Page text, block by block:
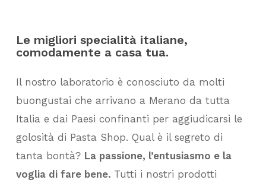
Le migliori specialità italiane,
comodamente a casa tua.
Il nostro laboratorio è conosciuto da molti
buongustai che arrivano a Merano da tutta
Italia e dai Paesi confinanti per aggiudicarsi le
golosità di Pasta Shop. Qual è il segreto di
tanta bontà? La passione, l’entusiasmo e la
voglia di fare bene. Tutti i nostri prodotti